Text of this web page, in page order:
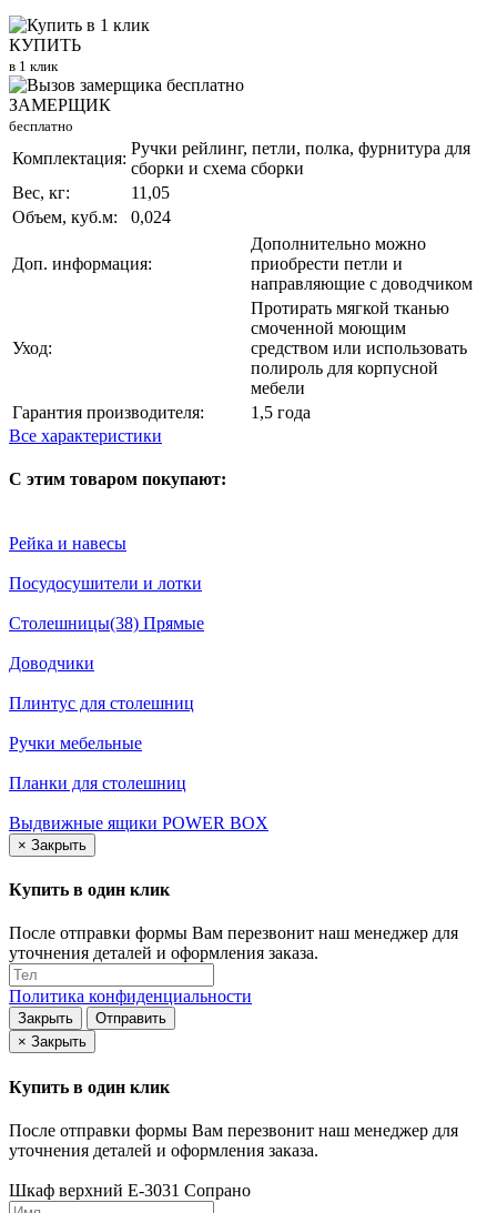
КУПИТЬ
в 1 клик
ЗАМЕРЩИК
бесплатно
Комплектация:
Ручки рейлинг, петли, полка, фурнитура для
сборки и схема сборки
Вес, кг:
11,05
Объем, куб.м:
0,024
Доп. информация:
Дополнительно можно
приобрести петли и
направляющие с доводчиком
Уход:
Протирать мягкой тканью
смоченной моющим
средством или использовать
полироль для корпусной
мебели
Гарантия производителя:
1,5 года
Все характеристики
С этим товаром покупают:
Рейка и навесы
Посудосушители и лотки
Столешницы(38) Прямые
Доводчики
Плинтус для столешниц
Ручки мебельные
Планки для столешниц
Выдвижные ящики POWER BOX
× Закрыть
Купить в один клик
После отправки формы Вам перезвонит наш менеджер для
уточнения деталей и оформления заказа.
Политика конфиденциальности
Закрыть
Отправить
× Закрыть
Купить в один клик
После отправки формы Вам перезвонит наш менеджер для
уточнения деталей и оформления заказа.
Шкаф верхний Е-3031 Сопрано